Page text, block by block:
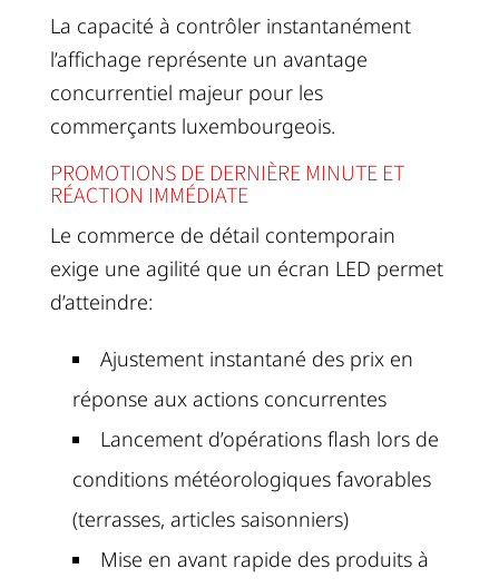
La capacité à contrôler instantanément
l’affichage représente un avantage
concurrentiel majeur pour les
commerçants luxembourgeois.
PROMOTIONS DE DERNIÈRE MINUTE ET
RÉACTION IMMÉDIATE
Le commerce de détail contemporain
exige une agilité que un écran LED permet
d’atteindre:
Ajustement instantané des prix en
réponse aux actions concurrentes
Lancement d’opérations flash lors de
conditions météorologiques favorables
(terrasses, articles saisonniers)
Mise en avant rapide des produits à